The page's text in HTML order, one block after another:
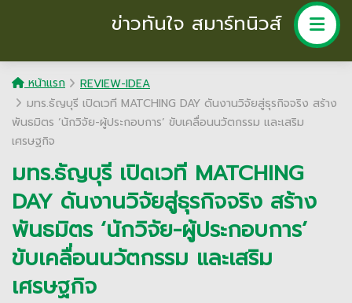
ข่าวทันใจ สมาร์ทนิวส์
หน้าแรก
REVIEW-IDEA
มทร.ธัญบุรี เปิดเวที MATCHING DAY ดันงานวิจัยสู่ธุรกิจจริง สร้าง
พันธมิตร ‘นักวิจัย-ผู้ประกอบการ’ ขับเคลื่อนนวัตกรรม และเสริม
เศรษฐกิจ
มทร.ธัญบุรี เปิดเวที MATCHING
DAY ดันงานวิจัยสู่ธุรกิจจริง สร้าง
พันธมิตร ‘นักวิจัย-ผู้ประกอบการ’
ขับเคลื่อนนวัตกรรม และเสริม
เศรษฐกิจ